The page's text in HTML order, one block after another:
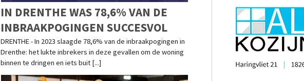
IN DRENTHE WAS 78,6% VAN DE
INBRAAKPOGINGEN SUCCESVOL
DRENTHE - In 2023 slaagde 78,6% van de inbraakpogingen in
Drenthe: het lukte inbrekers in deze gevallen om de woning
binnen te dringen en iets buit [...]